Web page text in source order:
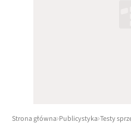
Strona główna Publicystyka Testy